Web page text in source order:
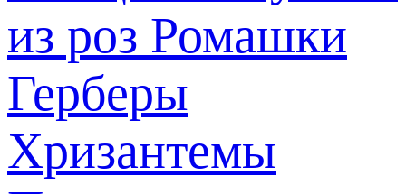
из роз Ромашки
Герберы
Хризантемы